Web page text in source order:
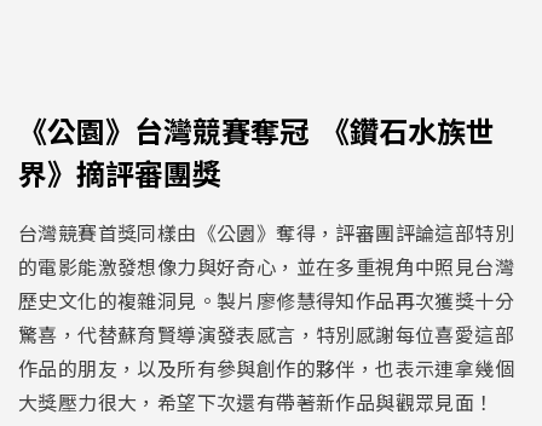
《公園》台灣競賽奪冠 《鑽石水族世
界》摘評審團獎
台灣競賽首獎同樣由《公園》奪得，評審團評論這部特別
的電影能激發想像力與好奇心，並在多重視角中照見台灣
歷史文化的複雜洞見。製片廖修慧得知作品再次獲獎十分
驚喜，代替蘇育賢導演發表感言，特別感謝每位喜愛這部
作品的朋友，以及所有參與創作的夥伴，也表示連拿幾個
大獎壓力很大，希望下次還有帶著新作品與觀眾見面！